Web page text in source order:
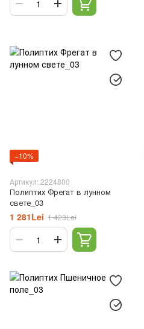
−10%
Артикул: 2224800
Полиптих Фрегат в лунном
свете_03
1 281Lei 1 423Lei